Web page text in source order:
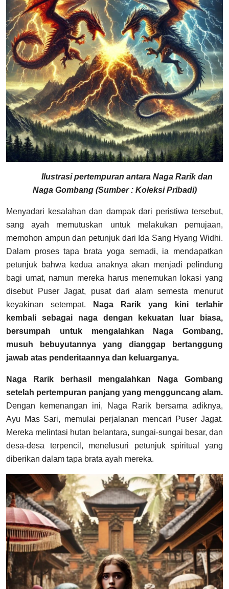
Ilustrasi pertempuran antara Naga Rarik dan
Naga Gombang (Sumber : Koleksi Pribadi)
Menyadari kesalahan dan dampak dari peristiwa tersebut,
sang ayah memutuskan untuk melakukan pemujaan,
memohon ampun dan petunjuk dari Ida Sang Hyang Widhi.
Dalam proses tapa brata yoga semadi, ia mendapatkan
petunjuk bahwa kedua anaknya akan menjadi pelindung
bagi umat, namun mereka harus menemukan lokasi yang
disebut Puser Jagat, pusat dari alam semesta menurut
keyakinan setempat.
Naga Rarik yang kini terlahir
kembali sebagai naga dengan kekuatan luar biasa,
bersumpah untuk mengalahkan Naga Gombang,
musuh bebuyutannya yang dianggap bertanggung
jawab atas penderitaannya dan keluarganya.
Naga Rarik berhasil mengalahkan Naga Gombang
setelah pertempuran panjang yang mengguncang alam.
Dengan kemenangan ini, Naga Rarik bersama adiknya,
Ayu Mas Sari, memulai perjalanan mencari Puser Jagat.
Mereka melintasi hutan belantara, sungai-sungai besar, dan
desa-desa terpencil, menelusuri petunjuk spiritual yang
diberikan dalam tapa brata ayah mereka.